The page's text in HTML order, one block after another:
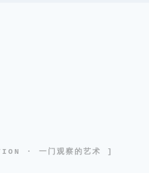
· 一门观察的艺术 ]